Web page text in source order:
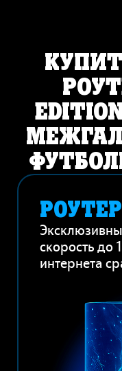
РОУТЕР
скорость до
интернета